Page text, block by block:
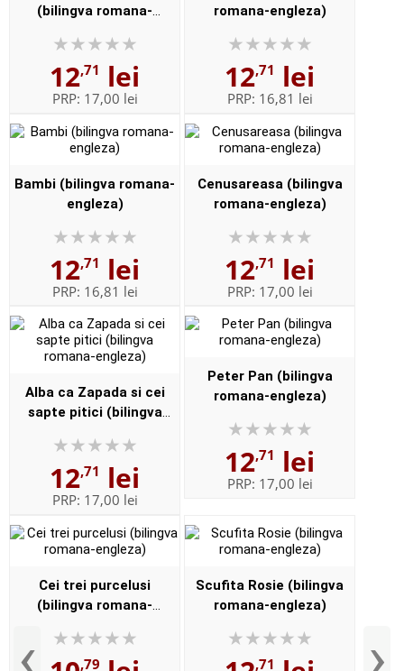
(bilingva romana-
12,71 lei
PRP: 17,00 lei
romana-engleza)
12,71 lei
PRP: 16,81 lei
Bambi (bilingva romana-
engleza)
12,71 lei
PRP: 16,81 lei
Cenusareasa (bilingva
romana-engleza)
12,71 lei
PRP: 17,00 lei
Alba ca Zapada si cei
sapte pitici (bilingva
12,71 lei
PRP: 17,00 lei
Peter Pan (bilingva
romana-engleza)
12,71 lei
PRP: 17,00 lei
Cei trei purcelusi
(bilingva romana-
,79
Scufita Rosie (bilingva
romana-engleza)
,71